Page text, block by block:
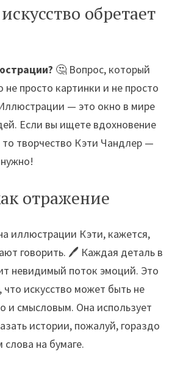
обретает
🤔 Вопрос, который
не просто картинки и не просто
— это окно в мире
Если вы ищете вдохновение
творчество Кэти Чандлер —
отражение
иллюстрации Кэти, кажется,
говорить. 🖊️ Каждая деталь в
невидимый поток эмоций. Это
искусство может быть не
и смысловым. Она использует
истории, пожалуй, гораздо
на бумаге.